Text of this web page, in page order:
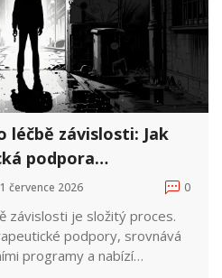
léčbě závislosti: Jak
podpora
1 července 2026 0
závislosti je složitý proces.
podpory, srovnává
programy a nabízí